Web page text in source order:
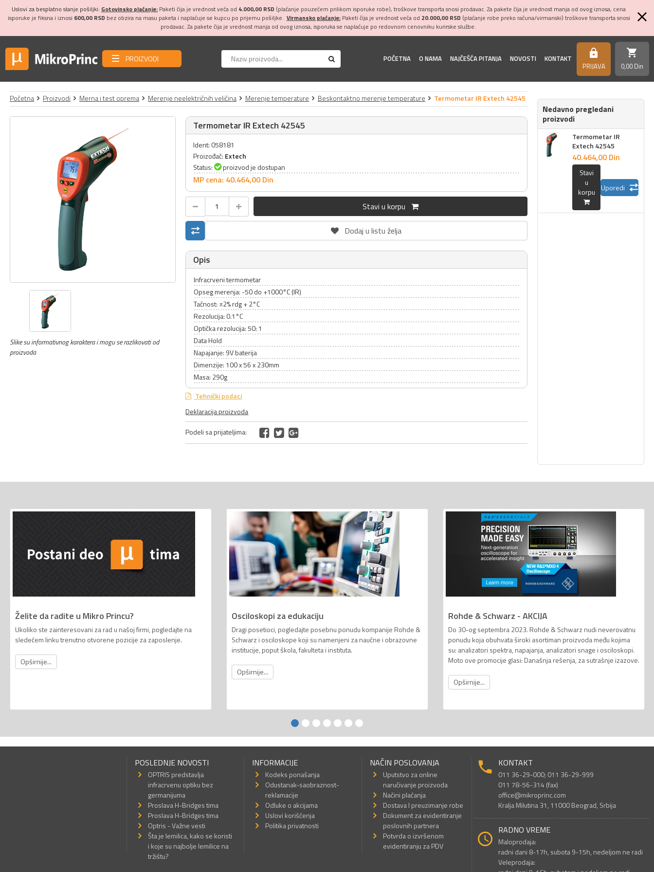
Uslovi za besplatno slanje pošiljki: Gotovinsko plaćanje: Paketi čija je vrednost veća od 4.000,00 RSD (plaćanje pouzećem prilikom isporuke robe), troškove transporta snosi prodavac. Za pakete čija je vrednost manja od ovog iznosa, cena
isporuke je fiksna i iznosi 600,00 RSD bez obzira na masu paketa i naplaćuje se kupcu po prijemu pošiljke. Virmansko plaćanje:Paketi čija je vrednost veća od 20.000,00 RSD (plaćanje robe preko računa/virmanski) troškove transporta snosi
prodavac. Za pakete čija je vrednost manja od ovog iznosa, isporuka se naplaćuje po redovnom cenovniku kurirske službe.
PROIZVODI POČETNA O NAMA NAJČEŠĆA PITANJA NOVOSTI KONTAKT https
PRIJAVA
shopping_cart
0,00 Din
Početna Proizvodi Merna i test oprema Merenje neelektričnih veličina Merenje temperature Beskontaktno merenje temperature Termometar IR Extech 42545
Slike su informativnog karaktera i mogu se razlikovati od
proizvoda
Termometar IR Extech 42545
Ident: 058181
Proizođač: Extech
Status:
proizvod je dostupan
MP cena: 40.464,00 Din
Stavi u korpu
Dodaj u listu želja
Opis
Infracrveni termometar
Opseg merenja: -50 do +1000°C (IR)
Tačnost: ±2% rdg + 2°C
Rezolucija: 0.1°C
Optička rezolucija: 50: 1
Data Hold
Napajanje: 9V baterija
Dimenzije: 100 x 56 x 230mm
Masa: 290g
Tehnički podaci
Deklaracija proizvoda
Podeli sa prijateljima:
Nedavno pregledani
proizvodi
Termometar IR
Extech 42545
40.464,00 Din
Stavi
u
korpu
Uporedi
Želite da radite u Mikro Princu?
Ukoliko ste zainteresovani za rad u našoj firmi, pogledajte na
sledećem linku trenutno otvorene pozicije za zaposlenje.
Opširnije...
Osciloskopi za edukaciju
Dragi posetioci, pogledajte posebnu ponudu kompanije Rohde &
Schwarz i osciloskope koji su namenjeni za naučne i obrazovne
institucije, poput škola, fakulteta i instituta.
Opširnije...
Rohde & Schwarz - AKCIJA
Do 30-og septembra 2023. Rohde & Schwarz nudi neverovatnu
ponudu koja obuhvata široki asortiman proizvoda među kojima
su: analizatori spektra, napajanja, analizatori snage i osciloskopi.
Moto ove promocije glasi: Današnja rešenja, za sutrašnje izazove.
Opširnije...
POSLEDNJE NOVOSTI
OPTRIS predstavlja
infracrvenu optiku bez
germanijuma
Proslava H-Bridges tima
Proslava H-Bridges tima
Optris - Važne vesti
Šta je lemilica, kako se koristi
i koje su najbolje lemilice na
tržištu?
INFORMACIJE
Kodeks ponašanja
Odustanak-saobraznost-
reklamacije
Odluke o akcijama
Uslovi korišćenja
Politika privatnosti
NAČIN POSLOVANJA
Uputstvo za online
naručivanje proizvoda
Načini plaćanja
Dostava I preuzimanje robe
Dokument za evidentiranje
poslovnih partnera
Potvrda o izvršenom
evidentiranju za PDV
KONTAKT
011 36-29-000; 011 36-29-999
011 78-56-314 (fax)
office@mikroprinc.com
Kralja Milutina 31, 11000 Beograd, Srbija
RADNO VREME
Maloprodaja:
radni dani 8-17h, subota 9-15h, nedeljom ne radi
Veleprodaja: